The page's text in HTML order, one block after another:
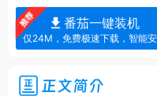
番茄一键装机
仅24M，免费极速下载，智能
正文简介